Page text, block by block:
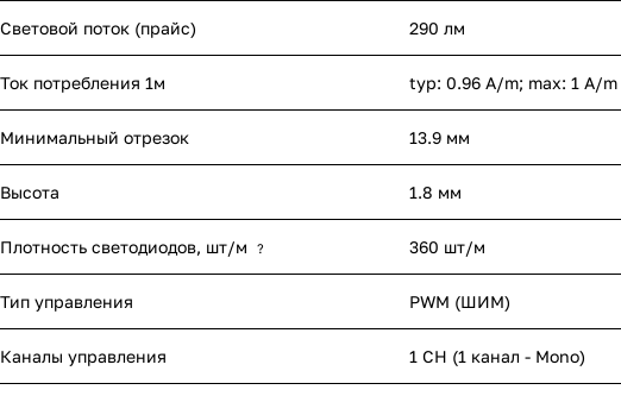
Световой поток (прайс) 290 лм
Ток потребления 1м typ: 0.96 A/m; max: 1 A/m
Минимальный отрезок 13.9 мм
Высота 1.8 мм
Плотность светодиодов, шт/м ? 360 шт/м
Тип управления PWM (ШИМ)
Каналы управления 1 CH (1 канал - Mono)